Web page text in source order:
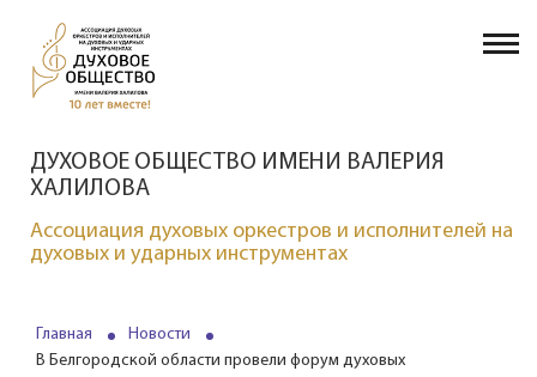
ДУХОВОЕ ОБЩЕСТВО ИМЕНИ ВАЛЕРИЯ
ХАЛИЛОВА
Ассоциация духовых оркестров и исполнителей на
духовых и ударных инструментах
Главная
Новости
В Белгородской области провели форум духовых